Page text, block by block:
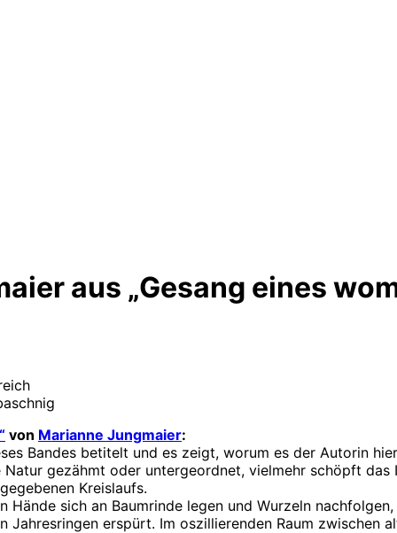
aus „Gesang eines
von Marianne Jungmaier:
Bandes betitelt und es zeigt, worum es der Autorin
gezähmt oder untergeordnet, vielmehr schöpft das
Kreislaufs.
Hände sich an Baumrinde legen und Wurzeln
erspürt. Im oszillierenden Raum zwischen